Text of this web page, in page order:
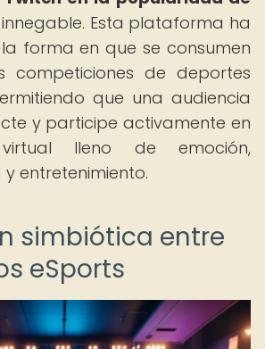
Esta plataforma ha
forma en que se consumen
competiciones de deportes
que una audiencia
y participe activamente en
lleno de emoción,
entretenimiento.
simbiótica entre
eSports